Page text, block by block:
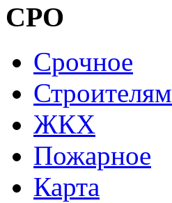
СРО
Cрочное
Строителям
ЖКХ
Пожарное
Карта